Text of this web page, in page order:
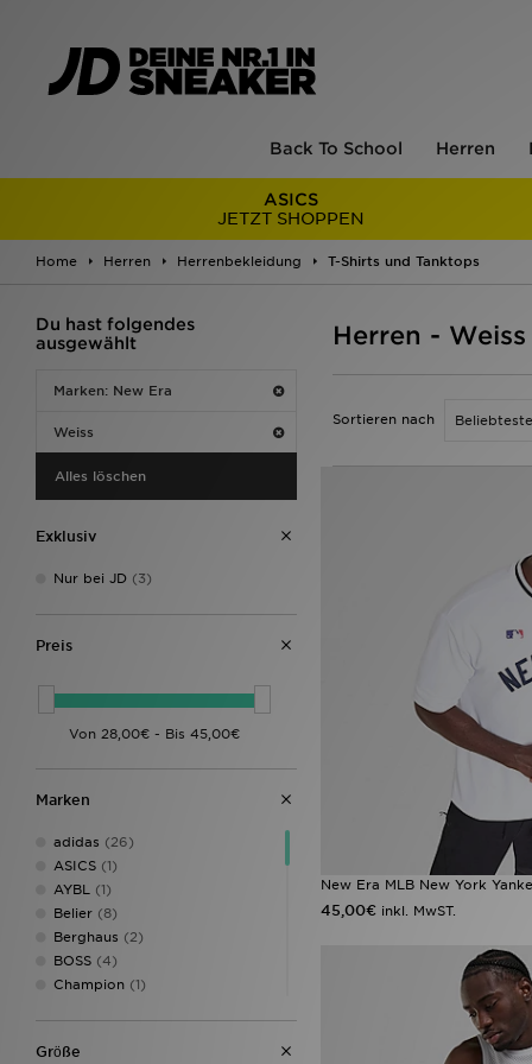
Back To School Herren
ASICS
JETZT SHOPPEN
Home Herren Herrenbekleidung T-Shirts und Tanktops
Du hast folgendes
ausgewählt
Marken: New Era
Weiss
Alles löschen
Exklusiv
Nur bei JD (3)
Preis
Marken
adidas (26)
ASICS (1)
AYBL
(1)
Belier (8)
Berghaus (2)
BOSS (4)
Champion (1)
EA7 Emporio Armani
Grӧße
Herren -
Sortieren nach
New Era MLB New York
45,00€ inkl. MwST.